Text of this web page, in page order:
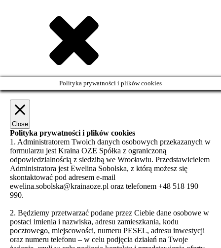
Polityka prywatności i plików cookies
Close
Polityka prywatności i plików cookies
1. Administratorem Twoich danych osobowych przekazanych w
formularzu jest Kraina OZE Spółka z ograniczoną
odpowiedzialnością z siedzibą we Wrocławiu. Przedstawicielem
Administratora jest Ewelina Sobolska, z którą możesz się
skontaktować pod adresem e-mail
ewelina.sobolska@krainaoze.pl oraz telefonem +48 518 190
990.
2. Będziemy przetwarzać podane przez Ciebie dane osobowe w
postaci imienia i nazwiska, adresu zamieszkania, kodu
pocztowego, miejscowości, numeru PESEL, adresu inwestycji
oraz numeru telefonu – w celu podjęcia działań na Twoje